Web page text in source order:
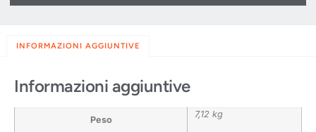
INFORMAZIONI AGGIUNTIVE
Informazioni aggiuntive
Peso
7,12 kg